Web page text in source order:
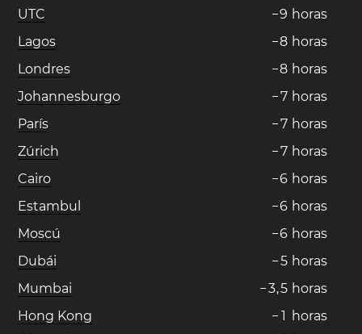
UTC
−9 horas
Lagos
−8 horas
Londres
−8 horas
Johannesburgo
−7 horas
París
−7 horas
Zúrich
−7 horas
Cairo
−6 horas
Estambul
−6 horas
Moscú
−6 horas
Dubái
−5 horas
Mumbai
−3,5 horas
Hong Kong
− 1 horas